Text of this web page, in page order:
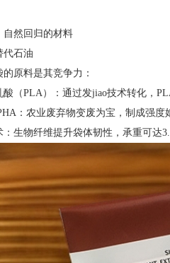
自然回归的材料
代石油
原料是其竞争力：
（PLA）：通过发jiao技术转化，
：农业废弃物变废为宝，制成强度
生物纤维提升袋体韧性，承重可达